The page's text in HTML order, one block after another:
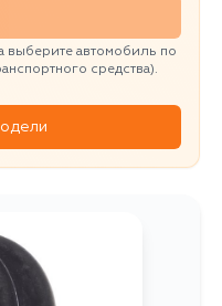
выберите автомобиль по
средства).